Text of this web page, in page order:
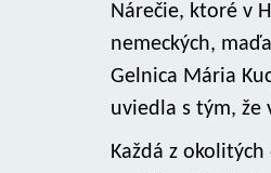
Nárečie, ktoré v
nemeckých,
Gelnica Mária
uviedla s tým, že
Každá z